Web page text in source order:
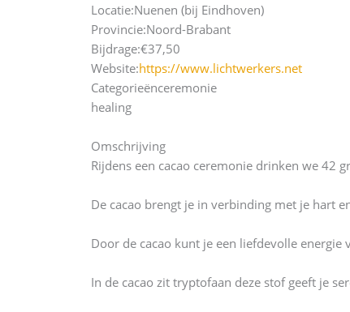
Locatie:Nuenen (bij Eindhoven)
Provincie:Noord-Brabant
Bijdrage:€37,50
Website:https://www.lichtwerkers.net
Categorieënceremonie
healing
Omschrijving
Rijdens een cacao ceremonie drinken we 42
De cacao brengt je in verbinding met je hart
Door de cacao kunt je een liefdevolle
In de cacao zit tryptofaan deze stof geeft je